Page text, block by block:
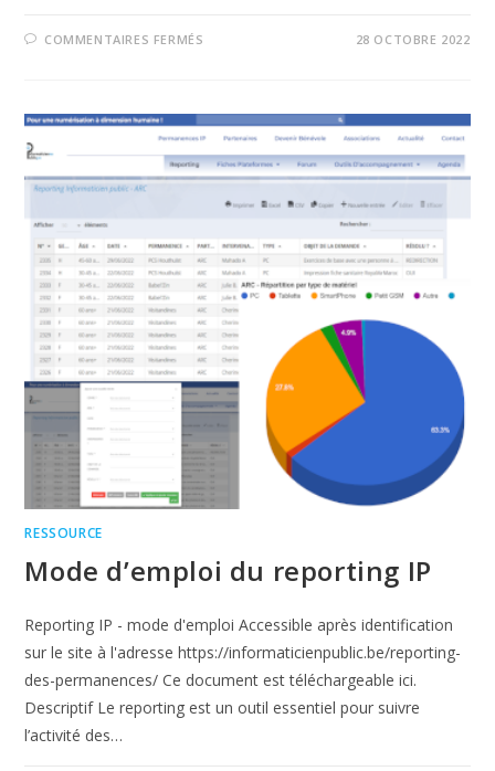
COMMENTAIRES FERMÉS 28 OCTOBRE 2022
RESSOURCE
Mode d’emploi du reporting IP
Reporting IP - mode d'emploi Accessible après identification
sur le site à l'adresse https://informaticienpublic.be/reporting-
des-permanences/ Ce document est téléchargeable ici.
Descriptif Le reporting est un outil essentiel pour suivre
l’activité des…